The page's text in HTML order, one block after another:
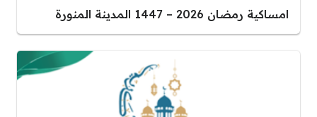
امساكية رمضان 2026 – 1447 المدينة المنورة